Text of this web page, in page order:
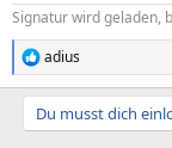
Signatur wird geladen,
R
e
a
adius
Du musst dich